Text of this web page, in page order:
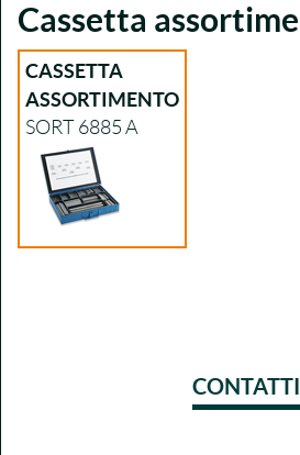
Cassetta
CASSETTA
ASSORTIMENTO
SORT 6885 A
CONTATTI